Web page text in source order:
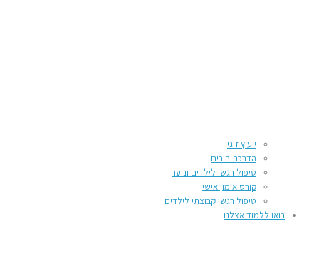
ייעוץ זוגי
הדרכת הורים
טיפול רגשי לילדים ונוער
קורס אימון אישי
טיפול רגשי קבוצתי לילדים
בואו ללמוד אצלנו